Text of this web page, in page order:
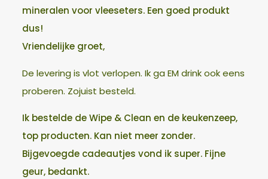
mineralen voor vleeseters. Een goed produkt
dus!
Vriendelijke groet,
De levering is vlot verlopen. Ik ga EM drink ook eens
proberen. Zojuist besteld.
Ik bestelde de Wipe & Clean en de keukenzeep,
top producten. Kan niet meer zonder.
Bijgevoegde cadeautjes vond ik super. Fijne
geur, bedankt.